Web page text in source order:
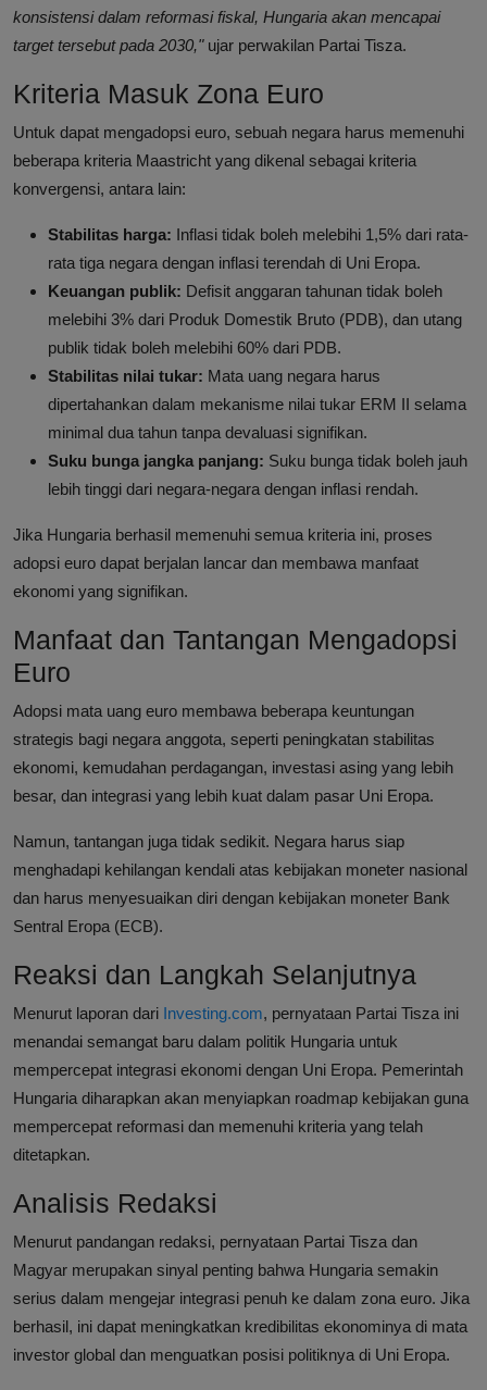
konsistensi dalam reformasi fiskal, Hungaria akan mencapai
target tersebut pada 2030,"ujar perwakilan Partai Tisza.
Kriteria Masuk Zona Euro
Untuk dapat mengadopsi euro, sebuah negara harus memenuhi
beberapa kriteria Maastricht yang dikenal sebagai kriteria
konvergensi, antara lain:
Stabilitas harga: Inflasi tidak boleh melebihi 1,5% dari rata-
rata tiga negara dengan inflasi terendah di Uni Eropa.
Keuangan publik: Defisit anggaran tahunan tidak boleh
melebihi 3% dari Produk Domestik Bruto (PDB), dan utang
publik tidak boleh melebihi 60% dari PDB.
Stabilitas nilai tukar: Mata uang negara harus
dipertahankan dalam mekanisme nilai tukar ERM II selama
minimal dua tahun tanpa devaluasi signifikan.
Suku bunga jangka panjang: Suku bunga tidak boleh jauh
lebih tinggi dari negara-negara dengan inflasi rendah.
Jika Hungaria berhasil memenuhi semua kriteria ini, proses
adopsi euro dapat berjalan lancar dan membawa manfaat
ekonomi yang signifikan.
Manfaat dan Tantangan Mengadopsi
Euro
Adopsi mata uang euro membawa beberapa keuntungan
strategis bagi negara anggota, seperti peningkatan stabilitas
ekonomi, kemudahan perdagangan, investasi asing yang lebih
besar, dan integrasi yang lebih kuat dalam pasar Uni Eropa.
Namun, tantangan juga tidak sedikit. Negara harus siap
menghadapi kehilangan kendali atas kebijakan moneter nasional
dan harus menyesuaikan diri dengan kebijakan moneter Bank
Sentral Eropa (ECB).
Reaksi dan Langkah Selanjutnya
Menurut laporan dari Investing.com, pernyataan Partai Tisza ini
menandai semangat baru dalam politik Hungaria untuk
mempercepat integrasi ekonomi dengan Uni Eropa. Pemerintah
Hungaria diharapkan akan menyiapkan roadmap kebijakan guna
mempercepat reformasi dan memenuhi kriteria yang telah
ditetapkan.
Analisis Redaksi
Menurut pandangan redaksi, pernyataan Partai Tisza dan
Magyar merupakan sinyal penting bahwa Hungaria semakin
serius dalam mengejar integrasi penuh ke dalam zona euro. Jika
berhasil, ini dapat meningkatkan kredibilitas ekonominya di mata
investor global dan menguatkan posisi politiknya di Uni Eropa.